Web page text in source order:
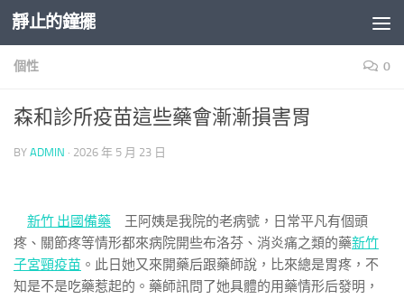
Skip to content
靜止的鐘擺
個性 0
森和診所疫苗這些藥會漸漸損害胃
BY ADMIN · 2026 年 5 月 23 日
新竹 出國備藥 王阿姨是我院的老病號，日常平凡有個頭
疼、關節疼等情形都來病院開些布洛芬、消炎痛之類的藥新竹
子宮頸疫苗 。此日她又來開藥后跟藥師說，比來總是胃疼，不
知是不是吃藥惹起的。藥師訊問了她具體的用藥情形后發明，